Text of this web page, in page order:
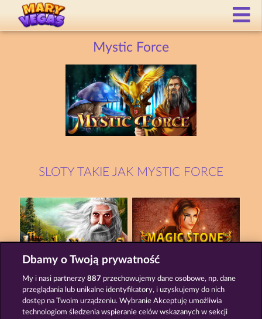
Mystic Force
SLOTY TAKIE JAK MYSTIC FORCE
The Land of Heroes
Dbamy o Twoją prywatność
My i nasi partnerzy887 przechowujemy dane osobowe, np. dane
przeglądania lub unikalne identyfikatory, i uzyskujemy do nich
dostęp na Twoim urządzeniu. Wybranie Akceptuję umożliwia
technologiom śledzenia wspieranie celów wskazanych w sekcji